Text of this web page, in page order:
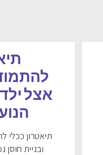
אצל
תיאטרון
ובניית חוסן